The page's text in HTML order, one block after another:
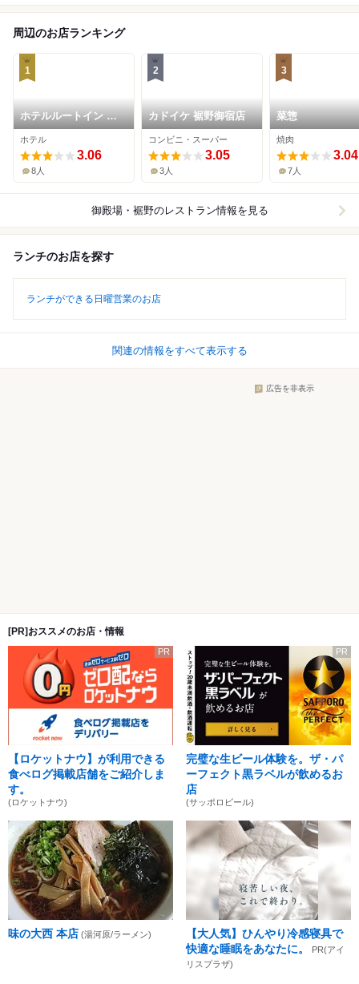
周辺のお店ランキング
1
ホテルルートイン 裾
野インター
ホテル
3.06
8人
2
カドイケ 裾野御宿店
コンビニ・スーパー
3.05
3人
3
菜惣
焼肉
3.04
7人
御殿場・裾野のレストラン情報を見る
ランチのお店を探す
ランチができる日曜営業のお店
関連の情報をすべて表示する
広告を非表示
[PR]おススメのお店・情報
PR
【ロケットナウ】が利用できる
食べログ掲載店舗をご紹介しま
す。
(ロケットナウ)
PR
完璧な生ビール体験を。ザ・パ
ーフェクト黒ラベルが飲めるお
店
(サッポロビール)
味の大西 本店 (湯河原/ラーメン)
【大人気】ひんやり冷感寝具で
快適な睡眠をあなたに。
PR(アイ
リスプラザ)